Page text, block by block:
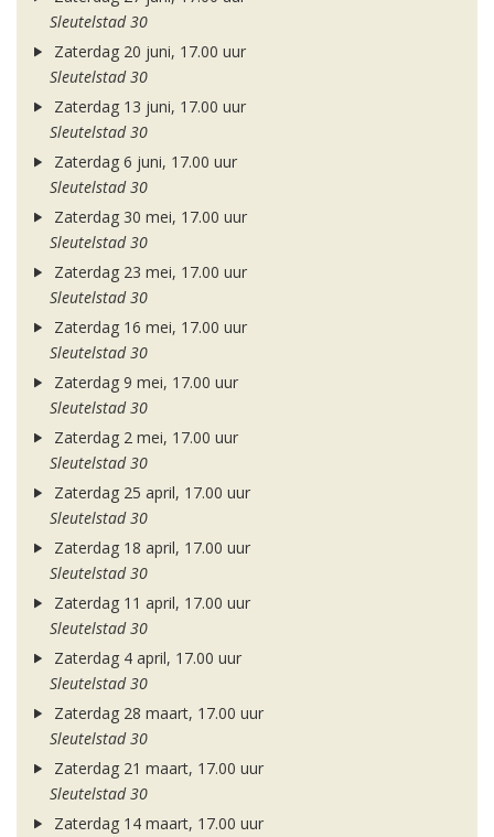
Sleutelstad 30
Zaterdag 20 juni, 17.00 uur
Sleutelstad 30
Zaterdag 13 juni, 17.00 uur
Sleutelstad 30
Zaterdag 6 juni, 17.00 uur
Sleutelstad 30
Zaterdag 30 mei, 17.00 uur
Sleutelstad 30
Zaterdag 23 mei, 17.00 uur
Sleutelstad 30
Zaterdag 16 mei, 17.00 uur
Sleutelstad 30
Zaterdag 9 mei, 17.00 uur
Sleutelstad 30
Zaterdag 2 mei, 17.00 uur
Sleutelstad 30
Zaterdag 25 april, 17.00 uur
Sleutelstad 30
Zaterdag 18 april, 17.00 uur
Sleutelstad 30
Zaterdag 11 april, 17.00 uur
Sleutelstad 30
Zaterdag 4 april, 17.00 uur
Sleutelstad 30
Zaterdag 28 maart, 17.00 uur
Sleutelstad 30
Zaterdag 21 maart, 17.00 uur
Sleutelstad 30
Zaterdag 14 maart, 17.00 uur